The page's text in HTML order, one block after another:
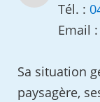
Tél. :
Email :
Sa situation
paysagère,